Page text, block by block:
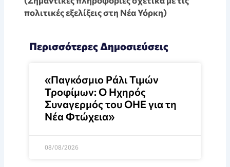
πολιτικές εξελίξεις στη Νέα Υόρκη)
Περισσότερες Δημοσιεύσεις
«Παγκόσμιο Ράλι Τιμών
Τροφίμων: Ο Ηχηρός
Συναγερμός του ΟΗΕ για τη
Νέα Φτώχεια»
08/08/2026